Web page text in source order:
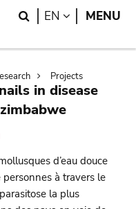
Search
EN LANGUAGE
MENU
Projects
in disease
d’eau douce
à travers le
la plus